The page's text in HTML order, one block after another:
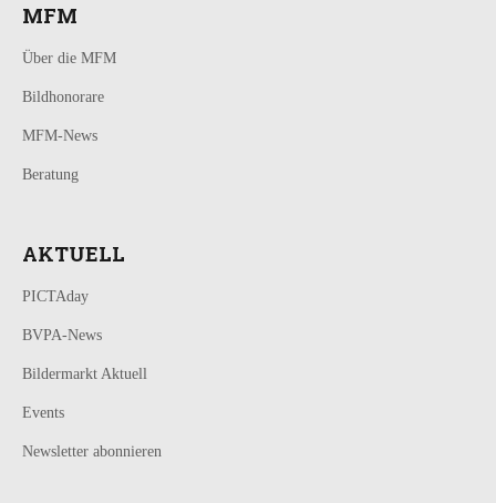
MFM
Über die MFM
Bildhonorare
MFM-News
Beratung
AKTUELL
PICTAday
BVPA-News
Bildermarkt Aktuell
Events
Newsletter abonnieren